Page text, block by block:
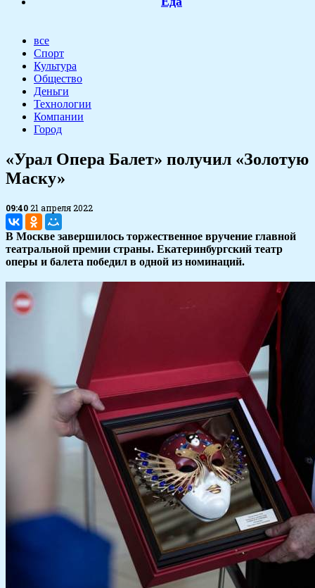
все
Спорт
Культура
Общество
Деньги
Технологии
Компании
Город
«Урал Опера Балет» получил «Золотую
Маску»
09:4021 апреля 2022
В Москве завершилось торжественное вручение главной
театральной премии страны. Екатеринбургский театр
оперы и балета победил в одной из номинаций.